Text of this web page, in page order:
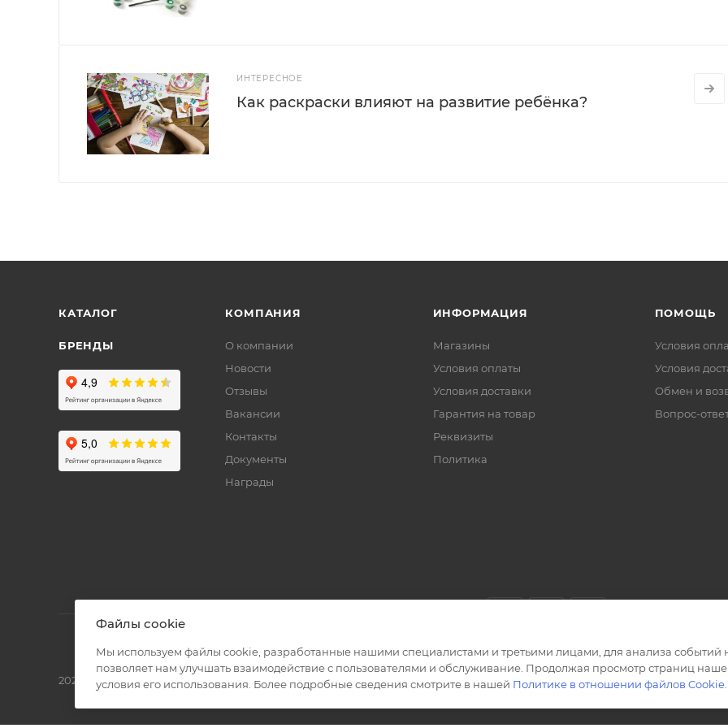
ИНТЕРЕСНОЕ
Как раскраски влияют на развитие ребёнка?
КАТАЛОГ
БРЕНДЫ
КОМПАНИЯ
О компании
Новости
Отзывы
Вакансии
Контакты
Документы
Награды
ИНФОРМАЦИЯ
Магазины
Условия оплаты
Условия доставки
Гарантия на товар
Реквизиты
Политика
ПОМОЩЬ
Условия
Условия
Обмен и
Вопрос-
2026 © Полиграф кит - интернет-магазин
Файлы cookie
Мы используем файлы cookie, разработанные нашими специалистами и третьими лицами, для анализа событий
позволяет нам улучшать взаимодействие с пользователями и обслуживание. Продолжая просмотр страниц
условия его использования. Более подробные сведения смотрите в нашей Политике в отношении файлов Cookie